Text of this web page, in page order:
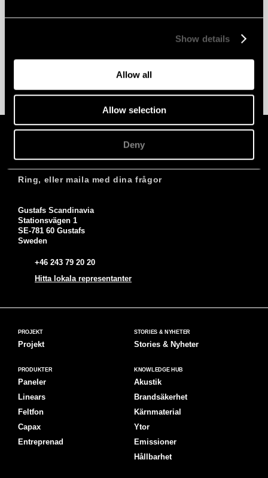
Show details
Allow all
Allow selection
Deny
Hur kan vi hjälpa?
Ring, eller maila med dina frågor
Gustafs Scandinavia
Stationsvägen 1
SE-781 60 Gustafs
Sweden
+46 243 79 20 20
Hitta lokala representanter
PROJEKT
Projekt
STORIES & NYHETER
Stories & Nyheter
PRODUKTER
Paneler
Linears
Feltfon
Capax
Entreprenad
KNOWLEDGE HUB
Akustik
Brandsäkerhet
Kärnmaterial
Ytor
Emissioner
Hållbarhet